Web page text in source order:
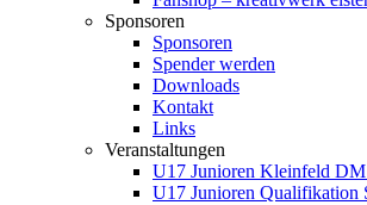
Sponsoren
Sponsoren
Spender werden
Downloads
Kontakt
Links
Veranstaltungen
U17 Junioren Kleinfeld
U17 Junioren Qualifikation